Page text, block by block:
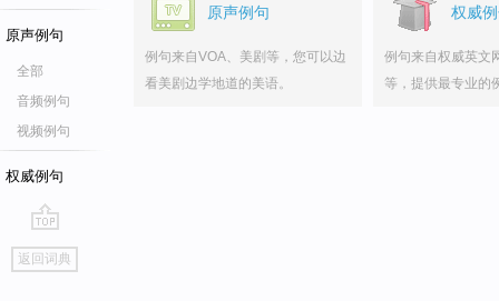
原声例句
全部
音频例句
视频例句
权威例句
go
top
返回词典
原声例句
例句来自VOA、美剧等，您可以边
看美剧边学地道的美语。
权威
例句来自权威英文
等，提供最专业的